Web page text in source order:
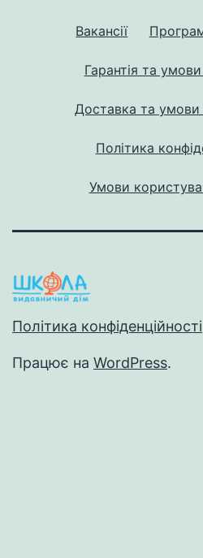
Вакансії
Гарантія та
Доставка та умови
Політика
Умови
Політика конфіденційності
Працює на WordPress.